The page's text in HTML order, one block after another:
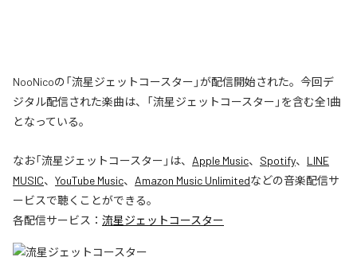
NooNicoの「流星ジェットコースター」が配信開始された。今回デ
ジタル配信された楽曲は、「流星ジェットコースター」を含む全1曲
となっている。
なお「流星ジェットコースター 」は、 Apple Music、 Spotify、 LINE
MUSIC、 YouTube Music、 Amazon Music Unlimitedなどの音楽配信サ
ービスで聴くことができる。
各配信サービス： 流星ジェットコースター